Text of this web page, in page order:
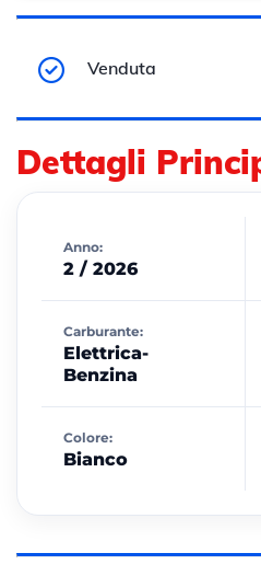
Venduta
Dettagli
Anno:
2 / 2026
Carburante:
Elettrica-
Benzina
Colore:
Bianco